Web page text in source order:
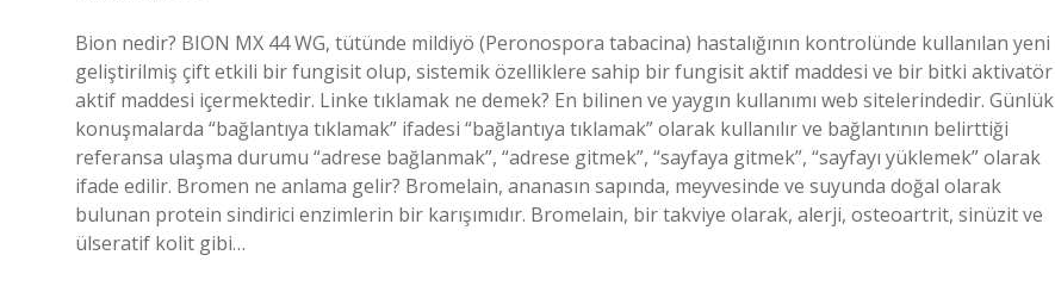
Bion nedir? BION MX 44 WG, tütünde mildiyö (Peronospora tabacina) hastalığının kontrolünde kullanılan yeni
geliştirilmiş çift etkili bir fungisit olup, sistemik özelliklere sahip bir fungisit aktif maddesi ve bir bitki aktivatör
aktif maddesi içermektedir. Linke tıklamak ne demek? En bilinen ve yaygın kullanımı web sitelerindedir. Günlük
konuşmalarda “bağlantıya tıklamak” ifadesi “bağlantıya tıklamak” olarak kullanılır ve bağlantının belirttiği
referansa ulaşma durumu “adrese bağlanmak”, “adrese gitmek”, “sayfaya gitmek”, “sayfayı yüklemek” olarak
ifade edilir. Bromen ne anlama gelir? Bromelain, ananasın sapında, meyvesinde ve suyunda doğal olarak
bulunan protein sindirici enzimlerin bir karışımıdır. Bromelain, bir takviye olarak, alerji, osteoartrit, sinüzit ve
ülseratif kolit gibi…